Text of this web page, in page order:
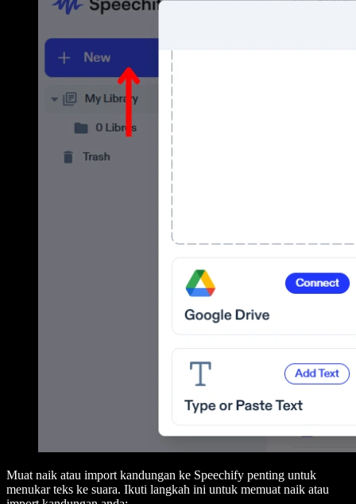
Muat naik atau import kandungan ke Speechify penting untuk
menukar teks ke suara. Ikuti langkah ini untuk memuat naik atau